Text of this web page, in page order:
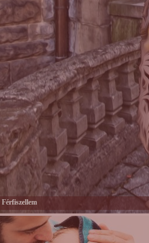
Férfiszellem